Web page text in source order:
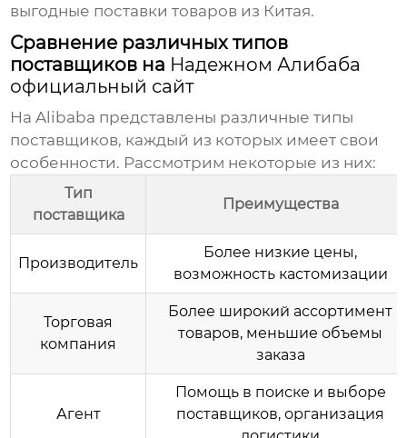
выгодные поставки товаров из Китая.
Сравнение различных типов
поставщиков на Надежном Алибаба
официальный сайт
На Alibaba представлены различные типы
поставщиков, каждый из которых имеет свои
особенности. Рассмотрим некоторые из них:
Тип
поставщика
Преимущества
Производитель
Более низкие цены,
возможность кастомизации
Торговая
компания
Более широкий ассортимент
товаров, меньшие объемы
заказа
Агент
Помощь в поиске и выборе
поставщиков, организация